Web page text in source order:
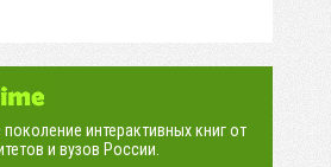
интерактивных книг от
и вузов России.